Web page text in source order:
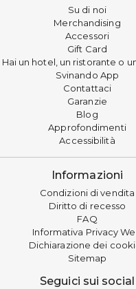
Su di noi
Merchandising
Accessori
Gift Card
Hai un hotel, un ristorante o
Svinando App
Contattaci
Garanzie
Blog
Approfondimenti
Accessibilità
Informazioni
Condizioni di vendita
Diritto di recesso
FAQ
Informativa Privacy
Dichiarazione dei
Sitemap
Seguici sui social